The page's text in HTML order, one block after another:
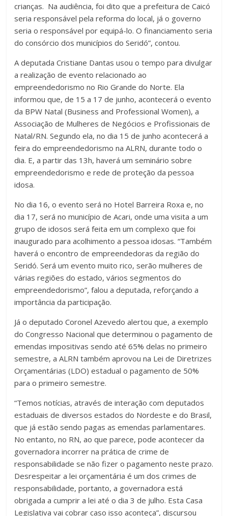
crianças. Na audiência, foi dito que a prefeitura de Caicó
seria responsável pela reforma do local, já o governo
seria o responsável por equipá-lo. O financiamento seria
do consórcio dos municípios do Seridó”, contou.
A deputada Cristiane Dantas usou o tempo para divulgar
a realização de evento relacionado ao
empreendedorismo no Rio Grande do Norte. Ela
informou que, de 15 a 17 de junho, acontecerá o evento
da BPW Natal (Business and Professional Women), a
Associação de Mulheres de Negócios e Profissionais de
Natal/RN. Segundo ela, no dia 15 de junho acontecerá a
feira do empreendedorismo na ALRN, durante todo o
dia. E, a partir das 13h, haverá um seminário sobre
empreendedorismo e rede de proteção da pessoa
idosa.
No dia 16, o evento será no Hotel Barreira Roxa e, no
dia 17, será no município de Acari, onde uma visita a um
grupo de idosos será feita em um complexo que foi
inaugurado para acolhimento a pessoa idosas. “Também
haverá o encontro de empreendedoras da região do
Seridó. Será um evento muito rico, serão mulheres de
várias regiões do estado, vários segmentos do
empreendedorismo”, falou a deputada, reforçando a
importância da participação.
Já o deputado Coronel Azevedo alertou que, a exemplo
do Congresso Nacional que determinou o pagamento de
emendas impositivas sendo até 65% delas no primeiro
semestre, a ALRN também aprovou na Lei de Diretrizes
Orçamentárias (LDO) estadual o pagamento de 50%
para o primeiro semestre.
“Temos notícias, através de interação com deputados
estaduais de diversos estados do Nordeste e do Brasil,
que já estão sendo pagas as emendas parlamentares.
No entanto, no RN, ao que parece, pode acontecer da
governadora incorrer na prática de crime de
responsabilidade se não fizer o pagamento neste prazo.
Desrespeitar a lei orçamentária é um dos crimes de
responsabilidade, portanto, a governadora está
obrigada a cumprir a lei até o dia 3 de julho. Esta Casa
Legislativa vai cobrar caso isso aconteça”, discursou